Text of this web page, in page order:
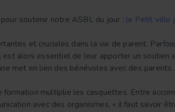
soutenir notre ASBL du jour : le Petit vélo
et cruciales dans la vie de parent.
alors essentiel de leur apporter un soutien
met en lien des bénévoles avec des parents.
multiplie les casquettes. Entre
avec des organismes, « il faut savoir